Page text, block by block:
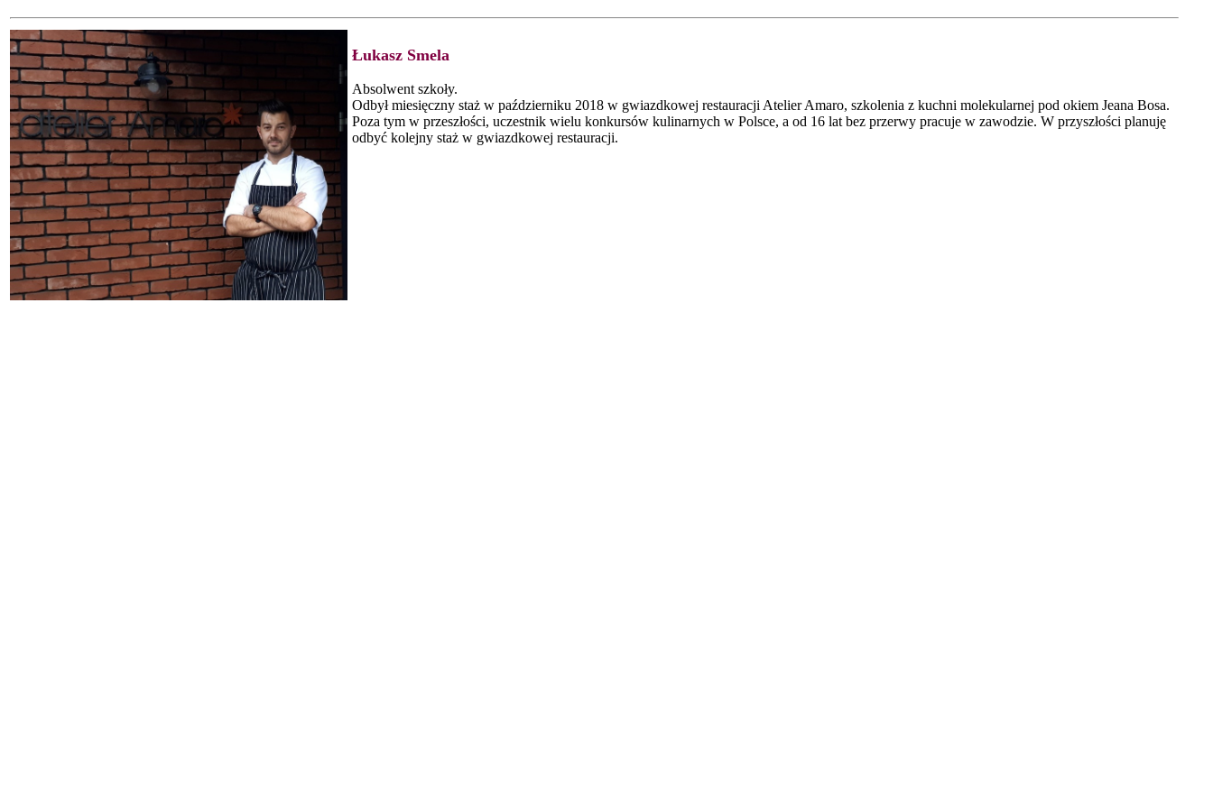
Łukasz Smela
Absolwent szkoły.
Odbył miesięczny staż w październiku 2018 w gwiazdkowej restauracji Atelier Amaro, szkolenia z kuchni molekularnej pod okiem Jeana Bosa.
Poza tym w przeszłości, uczestnik wielu konkursów kulinarnych w Polsce, a od 16 lat bez przerwy pracuje w zawodzie. W przyszłości planuję
odbyć kolejny staż w gwiazdkowej restauracji.